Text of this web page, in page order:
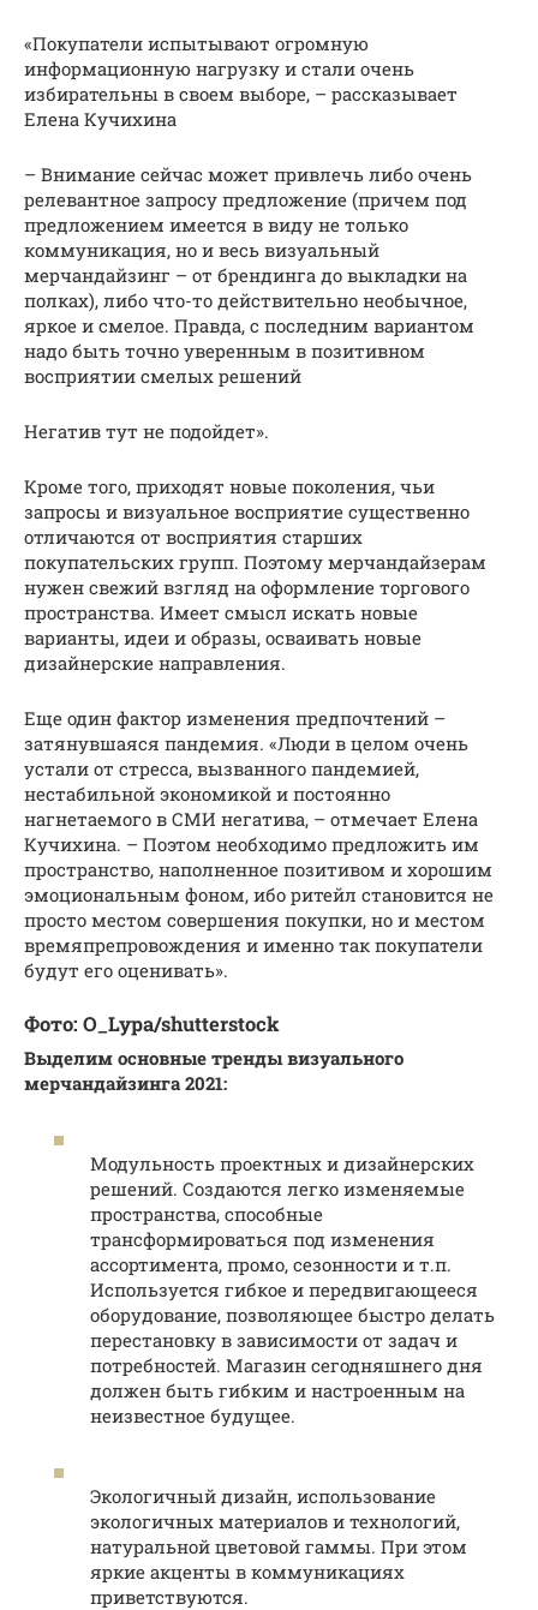
«Покупатели испытывают огромную
информационную нагрузку и стали очень
избирательны в своем выборе, – рассказывает
Елена Кучихина
– Внимание сейчас может привлечь либо очень
релевантное запросу предложение (причем под
предложением имеется в виду не только
коммуникация, но и весь визуальный
мерчандайзинг – от брендинга до выкладки на
полках), либо что-то действительно необычное,
яркое и смелое. Правда, с последним вариантом
надо быть точно уверенным в позитивном
восприятии смелых решений
Негатив тут не подойдет».
Кроме того, приходят новые поколения, чьи
запросы и визуальное восприятие существенно
отличаются от восприятия старших
покупательских групп. Поэтому мерчандайзерам
нужен свежий взгляд на оформление торгового
пространства. Имеет смысл искать новые
варианты, идеи и образы, осваивать новые
дизайнерские направления.
Еще один фактор изменения предпочтений –
затянувшаяся пандемия. «Люди в целом очень
устали от стресса, вызванного пандемией,
нестабильной экономикой и постоянно
нагнетаемого в СМИ негатива, – отмечает Елена
Кучихина. – Поэтом необходимо предложить им
пространство, наполненное позитивом и хорошим
эмоциональным фоном, ибо ритейл становится не
просто местом совершения покупки, но и местом
времяпрепровождения и именно так покупатели
будут его оценивать».
Фото: O_Lypa/shutterstock
Выделим основные тренды визуального
мерчандайзинга 2021:
Модульность проектных и дизайнерских
решений. Создаются легко изменяемые
пространства, способные
трансформироваться под изменения
ассортимента, промо, сезонности и т.п.
Используется гибкое и передвигающееся
оборудование, позволяющее быстро делать
перестановку в зависимости от задач и
потребностей. Магазин сегодняшнего дня
должен быть гибким и настроенным на
неизвестное будущее.
Экологичный дизайн, использование
экологичных материалов и технологий,
натуральной цветовой гаммы. При этом
яркие акценты в коммуникациях
приветствуются.